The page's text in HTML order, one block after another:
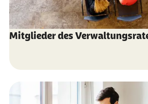
Mitglieder des